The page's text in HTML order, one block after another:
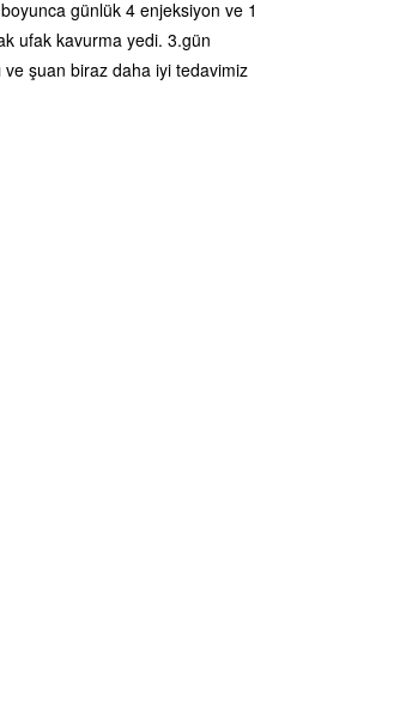
günlük 4 enjeksiyon ve 1
ufak kavurma yedi. 3.gün
ve şuan biraz daha iyi tedavimiz